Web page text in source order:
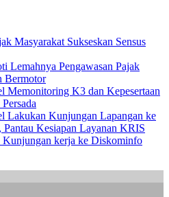
Masyarakat Sukseskan Sensus
Lemahnya Pengawasan Pajak
Bermotor
Memonitoring K3 dan Kepesertaan
Lakukan Kunjungan Lapangan ke
Pantau Kesiapan Layanan KRIS
kerja ke Diskominfo